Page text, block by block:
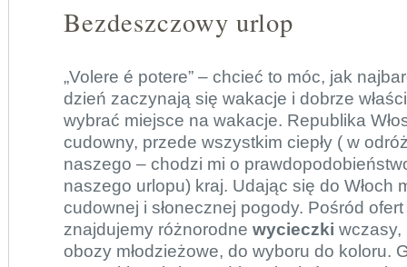
Bezdeszczowy urlop
„Volere é potere” – chcieć to móc, jak
dzień zaczynają się wakacje i dobrze
wybrać miejsce na wakacje. Republika
cudowny, przede wszystkim ciepły ( w
naszego – chodzi mi o
naszego urlopu) kraj. Udając się do Włoch
cudownej i słonecznej pogody. Pośród
znajdujemy różnorodne wycieczki wczasy,
obozy młodzieżowe, do wyboru do koloru.